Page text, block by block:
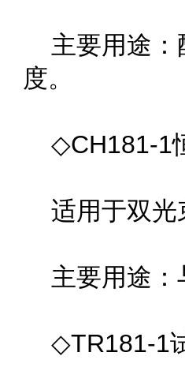
主要用途
度。
◇CH181-1
适用于双光
主要用途：
◇TR181-1